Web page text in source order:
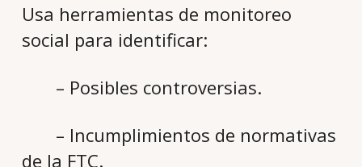
Usa herramientas de monitoreo
social para identificar:
– Posibles controversias.
– Incumplimientos de normativas
de la FTC.